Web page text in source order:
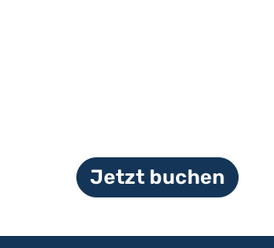
Jetzt buchen